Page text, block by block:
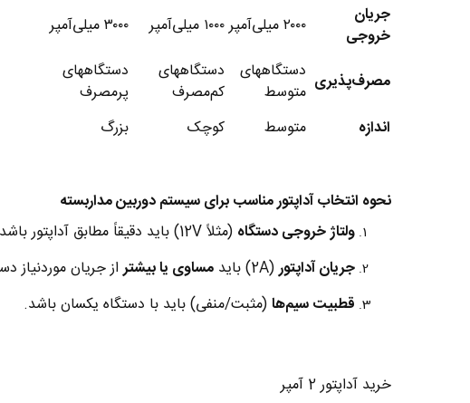
جریان
خروجی
۲۰۰۰ میلی‌آمپر ۱۰۰۰ میلی‌آمپر ۳۰۰۰ میلی‌آمپر
مصرف‌پذیری دستگاههای
متوسط
دستگاههای
کم‌مصرف
دستگاههای
پرمصرف
اندازه
متوسط کوچک بزرگ
نحوه انتخاب آداپتور مناسب برای سیستم دوربین مداربسته
ولتاژ خروجی دستگاه (مثلاً 12V) باید دقیقاً مطابق آداپتور باشد.
جریان آداپتور(2A) باید مساوی یا بیشتراز جریان موردنیاز
قطبیت سیم‌ها(مثبت/منفی) باید با دستگاه یکسان باشد.
خرید آداپتور 2 آمپر